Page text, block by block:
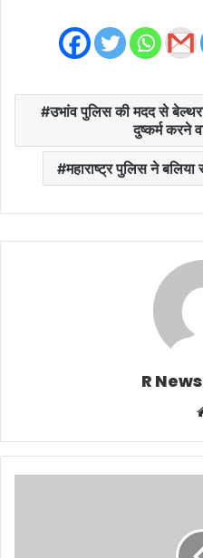
उभांव पुलिस की मदद से
दुष्कर्म करने
महाराष्ट्र पुलिस ने बलिया
R